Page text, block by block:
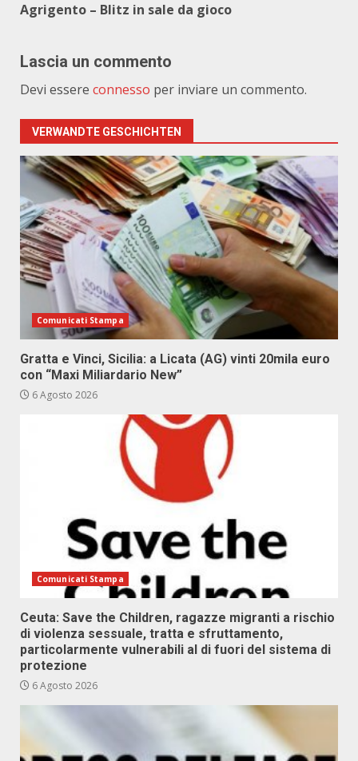
Agrigento – Blitz in sale da gioco
Lascia un commento
Devi essere connesso per inviare un commento.
VERWANDTE GESCHICHTEN
Comunicati Stampa
Gratta e Vinci, Sicilia: a Licata (AG) vinti 20mila euro
con “Maxi Miliardario New”
6 Agosto 2026
Comunicati Stampa
Ceuta: Save the Children, ragazze migranti a rischio
di violenza sessuale, tratta e sfruttamento,
particolarmente vulnerabili al di fuori del sistema di
protezione
6 Agosto 2026